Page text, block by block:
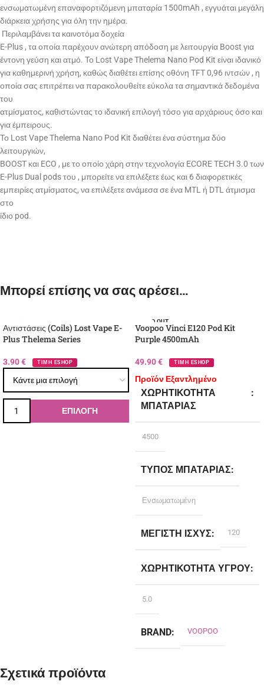
ενσωματωμένη επαναφορτιζόμενη μπαταρία 1500mAh , εγγυάται μεγάλη
διάρκεια χρήσης για όλη την ημέρα.
Περιλαμβάνει τα καινοτόμα δοχεία
E-Plus , τα οποία παρέχουν ανώτερη απόδοση με λειτουργία Boost για
έντονη γεύση και ατμό. Το Lost Vape Thelema Nano Pod Kit είναι ιδανικό
για καθημερινή χρήση, καθώς διαθέτει επίσης οθόνη TFT 0,96 ιντσών , η
οποία σας επιτρέπει να παρακολουθείτε εύκολα τα σημαντικά δεδομένα
του
ατμίσματος, καθιστώντας το ιδανική επιλογή τόσο για αρχάριους όσο και
για έμπειρους.
Το Lost Vape Thelema Nano Pod Kit διαθέτει ένα σύστημα δύο
λειτουργιών,
BOOST και ECO , με το οποίο χάρη στην τεχνολογία ECORE TECH 3.0 των
E-Plus Dual pods του , μπορείτε να επιλέξετε έως και 6 διαφορετικές
εμπειρίες ατμίσματος, να επιλέξετε ανάμεσα σε ένα MTL ή DTL άτμισμα
στο
ίδιο pod.
Μπορεί επίσης να σας αρέσει…
Αντιστάσεις (Coils) Lost Vape E-
Plus Thelema Series
3.90€ ΤΙΜΗ ESHOP
ΕΠΙΛΟΓΉ
SOLD OUT
Voopoo Vinci E120 Pod Kit
Purple 4500mAh
49.90€ ΤΙΜΗ ESHOP
Προϊόν Εξαντλημένο
ΧΩΡΗΤΙΚΌΤΗΤΑ
ΜΠΑΤΑΡΊΑΣ
4500
ΤΎΠΟΣ ΜΠΑΤΑΡΊΑΣ
Ενσωματωμένη
ΜΈΓΙΣΤΗ ΙΣΧΎΣ 120
ΧΩΡΗΤΙΚΌΤΗΤΑ ΥΓΡΟΎ
5.0
BRAND VOOPOO
Σχετικά προϊόντα